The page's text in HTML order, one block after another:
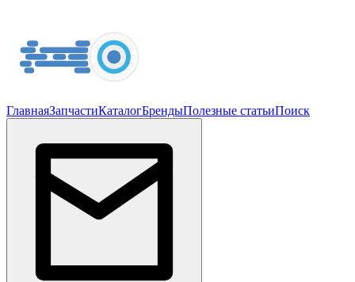
ГлавнаяЗапчастиКаталогБрендыПолезные статьиПоиск